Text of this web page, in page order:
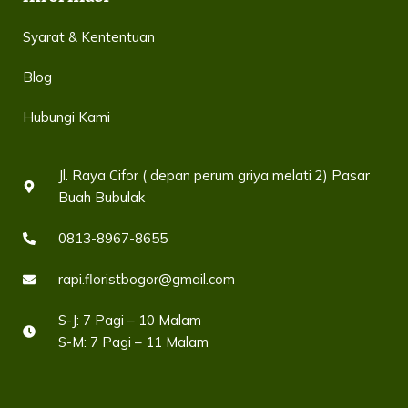
Syarat & Kententuan
Blog
Hubungi Kami
Jl. Raya Cifor ( depan perum griya melati 2) Pasar
Buah Bubulak
0813-8967-8655
rapi.floristbogor@gmail.com
S-J: 7 Pagi – 10 Malam
S-M: 7 Pagi – 11 Malam